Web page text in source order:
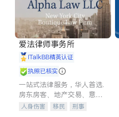
爱法律师事务所
iTalkBB精英认证
执照已核实
一站式法律服务，华人首选.
房东房客、地产交易、意外
伤害、车祸重伤、商业诉
人身伤害 移民
刑事